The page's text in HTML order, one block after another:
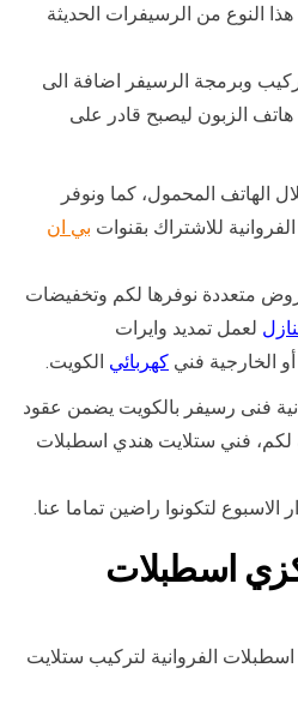
رسيفر انترنت واي فاي IPTV هذا النوع من الرسيفرات الحديثة
وبرمجة الرسيفر اضافة الى
الزبون ليصبح قادر على
الهاتف المحمول، كما ونوفر
للاشتراك بقنوات بي ان
متعددة نوفرها لكم وتخفيضات
لعمل تمديد وايرات
أو الخارجية فني كهربائي الكويت.
فنى رسيفر بالكويت يضمن عقود
لكم، فني ستلايت هندي اسطبلات
اسطبلات
الفروانية لتركيب ستلايت